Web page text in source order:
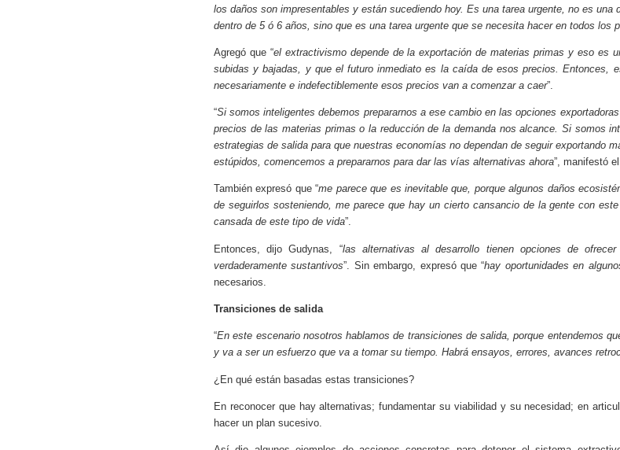
los daños son impresentables y están sucediendo hoy. Es una tarea urgente, no es
dentro de 5 ó 6 años, sino que es una tarea urgente que se necesita hacer en todos los
Agregó que “el extractivismo depende de la exportación de materias primas y eso es
subidas y bajadas, y que el futuro inmediato es la caída de esos precios. Entonces,
necesariamente e indefectiblemente esos precios van a comenzar a caer”.
“Si somos inteligentes debemos prepararnos a ese cambio en las opciones
precios de las materias primas o la reducción de la demanda nos alcance. Si somos
estrategias de salida para que nuestras economías no dependan de seguir exportando
estúpidos, comencemos a prepararnos para dar las vías alternativas ahora”, manifestó
También expresó que “me parece que es inevitable que, porque algunos daños
de seguirlos sosteniendo, me parece que hay un cierto cansancio de la gente con
cansada de este tipo de vida”.
Entonces, dijo Gudynas, “las alternativas al desarrollo tienen opciones de
verdaderamente sustantivos”. Sin embargo, expresó que “hay oportunidades en
necesarios.
Transiciones de salida
“En este escenario nosotros hablamos de transiciones de salida, porque entendemos
y va a ser un esfuerzo que va a tomar su tiempo. Habrá ensayos, errores, avances
¿En qué están basadas estas transiciones?
En reconocer que hay alternativas; fundamentar su viabilidad y su necesidad; en
hacer un plan sucesivo.